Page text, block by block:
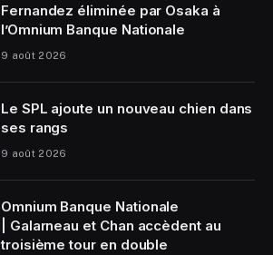
Fernandez éliminée par Osaka à
l’Omnium Banque Nationale
9 août 2026
Le SPL ajoute un nouveau chien dans
ses rangs
9 août 2026
Omnium Banque Nationale
| Galarneau et Chan accèdent au
troisième tour en double